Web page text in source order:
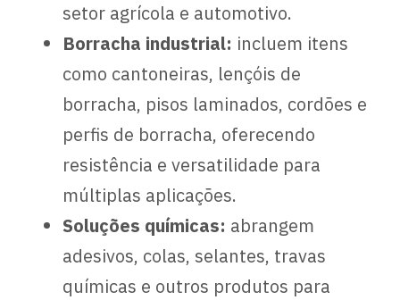
setor agrícola e automotivo.
Borracha industrial: incluem itens
como cantoneiras, lençóis de
borracha, pisos laminados, cordões e
perfis de borracha, oferecendo
resistência e versatilidade para
múltiplas aplicações.
Soluções químicas: abrangem
adesivos, colas, selantes, travas
químicas e outros produtos para